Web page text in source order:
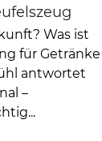
Was ist
für Getränke
antwortet
–